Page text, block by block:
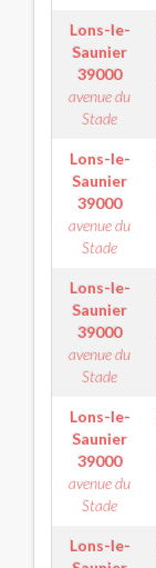
Lons-le-
Saunier
39000
avenue du
Stade
Lons-le-
Saunier
39000
avenue du
Stade
Lons-le-
Saunier
39000
avenue du
Stade
Lons-le-
Saunier
39000
avenue du
Stade
Lons-le-